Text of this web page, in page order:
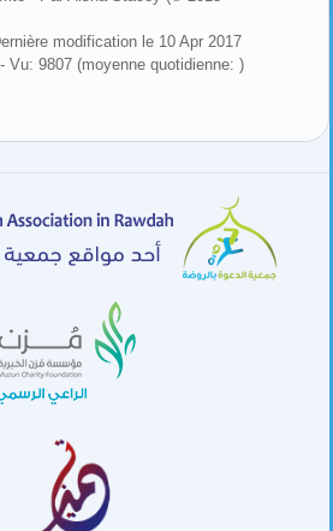
modification le 10 Apr 2017
Vu: 9807 (moyenne quotidienne: )